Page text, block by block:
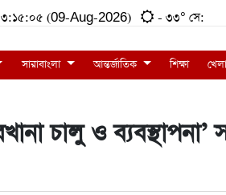
০৩:১৫:০৫ (09-Aug-2026) - ৩৩° সে:
সারাবাংলা আন্তর্জাতিক শিক্ষা
চালু ও ব্যবস্থাপনা’